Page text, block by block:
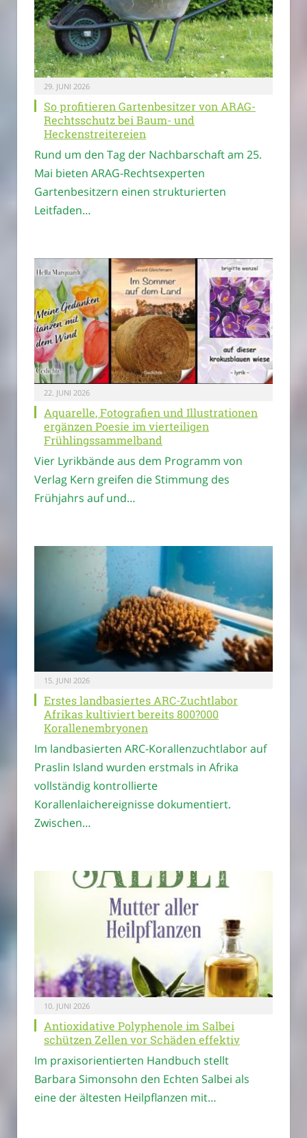
29. JUNI 2026
So profitieren Gartenbesitzer von ARAG-
Rechtsschutz bei Baum- und
Heckenstreitereien
Rund um den Tag der Nachbarschaft am 25.
Mai bieten ARAG-Rechtsexperten
Gartenbesitzern einen strukturierten
Leitfaden…
22. JUNI 2026
Aquarelle, Fotografien und Illustrationen
ergänzen Poesie im vierteiligen
Frühlingssammelband
Vier Lyrikbände aus dem Programm von
Verlag Kern greifen die Stimmung des
Frühjahrs auf und…
15. JUNI 2026
Erstes landbasiertes ARC-Zuchtlabor
Afrikas kultiviert bereits 800?000
Korallenembryonen
Im landbasierten ARC-Korallenzuchtlabor auf
Praslin Island wurden erstmals in Afrika
vollständig kontrollierte
Korallenlaichereignisse dokumentiert.
Zwischen…
10. JUNI 2026
Antioxidative Polyphenole im Salbei
schützen Zellen vor Schäden effektiv
Im praxisorientierten Handbuch stellt
Barbara Simonsohn den Echten Salbei als
eine der ältesten Heilpflanzen mit…